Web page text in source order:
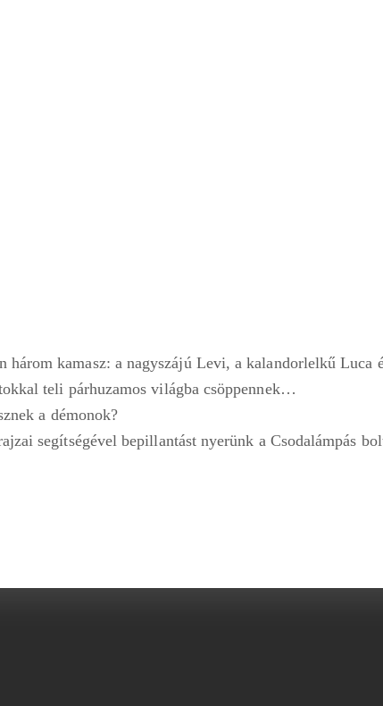
kamasz: a nagyszájú Levi, a kalandorlelkű
teli párhuzamos világba csöppennek…
a démonok?
segítségével bepillantást nyerünk a Csodalámpás